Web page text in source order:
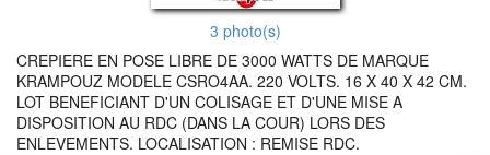
3 photo(s)
CREPIERE EN POSE LIBRE DE 3000 WATTS DE MARQUE
KRAMPOUZ MODELE CSRO4AA. 220 VOLTS. 16 X 40 X 42 CM.
LOT BENEFICIANT D'UN COLISAGE ET D'UNE MISE A
DISPOSITION AU RDC (DANS LA COUR) LORS DES
ENLEVEMENTS. LOCALISATION : REMISE RDC.